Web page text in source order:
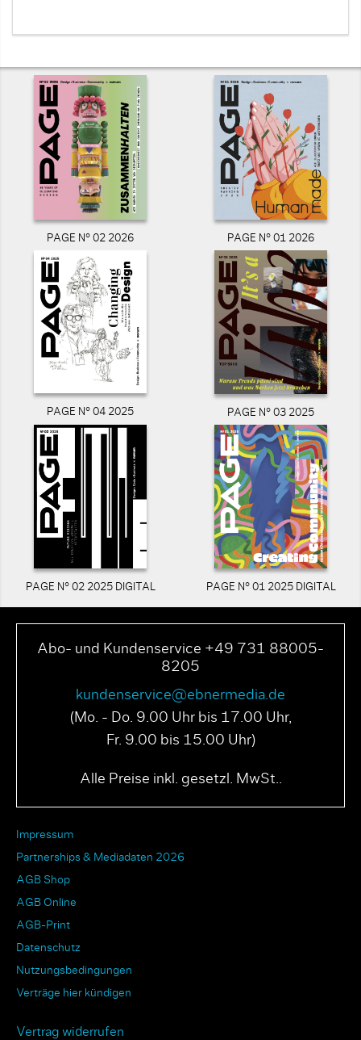
PAGE N° 02 2026 PAGE N° 01 2026
PAGE N° 04 2025 PAGE N° 03 2025
PAGE N° 02 2025 DIGITAL PAGE N° 01 2025 DIGITAL
Abo- und Kundenservice +49 731 88005-
8205
kundenservice@ebnermedia.de
(Mo. - Do. 9.00 Uhr bis 17.00 Uhr,
Fr. 9.00 bis 15.00 Uhr)
Alle Preise inkl. gesetzl. MwSt..
Impressum
Partnerships & Mediadaten 2026
AGB Shop
AGB Online
AGB-Print
Datenschutz
Nutzungsbedingungen
Verträge hier kündigen
Vertrag widerrufen